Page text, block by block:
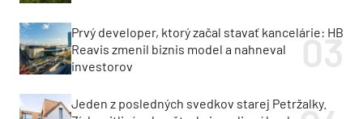
Prvý developer, ktorý začal stavať kancelárie: HB
Reavis zmenil biznis model a nahneval
investorov
Jeden z posledných svedkov starej Petržalky.